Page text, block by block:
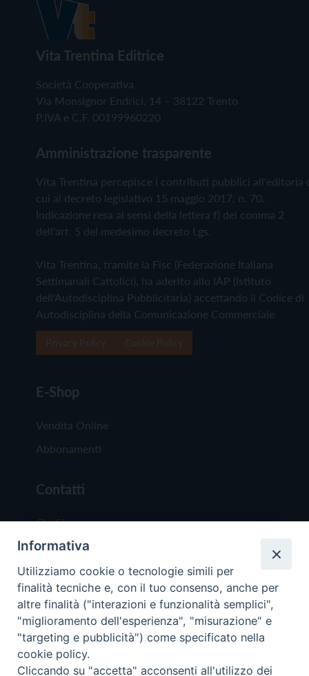
Vita Trentina Editrice
Società Cooperativa
Via Monsignor Endrici, 14 – 38122 Trento
P.IVA e C.F. 00199960220
Amministrazione trasparente
Vita Trentina percepisce i contributi pubblici all'editoria
cui al decreto legislativo 15 maggio 2017, n. 70.
Indicazione resa ai sensi della lettera f) del comma 2
dell'art. 5 del medesimo decreto Lgs.
Vita Trentina, tramite la Fisc (Federazione Italiana
Settimanali Cattolici), ha aderito allo IAP (Istituto
dell'Autodisciplina Pubblicitaria) accettando il Codice di
Autodisciplina della Comunicazione Commerciale
E-Shop
Vendita Online
Abbonamenti
Contatti
Chi Siamo
Redazione
Scrivici
Copyright © 2019 - Tutti i diritti riservati - Vita
Informativa
Utilizziamo cookie o tecnologie simili per
finalità tecniche e, con il tuo consenso, anche per
altre finalità ("interazioni e funzionalità semplici",
"miglioramento dell'esperienza", "misurazione" e
"targeting e pubblicità") come specificato nella
cookie policy.
Cliccando su "accetta" acconsenti all'utilizzo dei